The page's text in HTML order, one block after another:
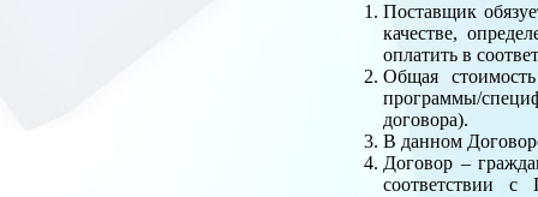
Поставщик
качестве,
оплатить в
Общая
программы/
договора).
В данном
Договор –
соответствии с